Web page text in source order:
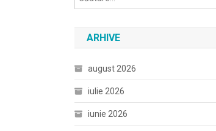
ARHIVE
august 2026
iulie 2026
iunie 2026